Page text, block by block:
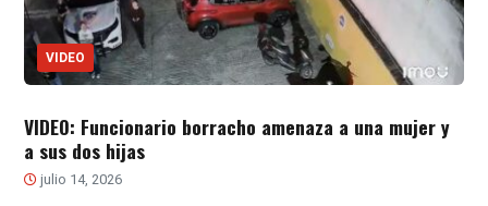
VIDEO
VIDEO: Funcionario borracho amenaza a una mujer y
a sus dos hijas
julio 14, 2026